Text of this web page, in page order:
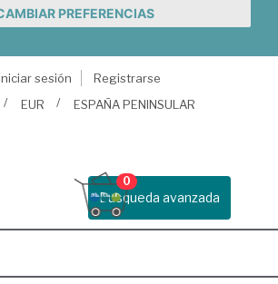
PREFERENCIAS
sesión
Registrarse
EUR ESPAÑA PENINSULAR
Busqueda avanzada
0